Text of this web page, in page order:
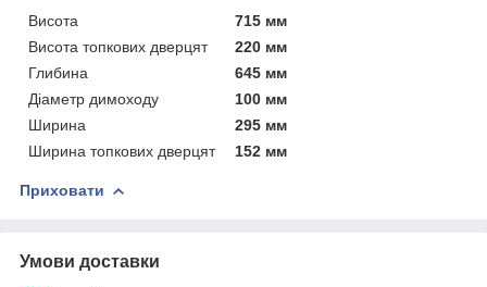
Висота
715 мм
Висота топкових дверцят
220 мм
Глибина
645 мм
Діаметр димоходу
100 мм
Ширина
295 мм
Ширина топкових дверцят
152 мм
Приховати
Умови доставки